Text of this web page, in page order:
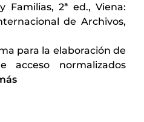
Familias, 2ª ed., Viena:
de Archivos,
para la elaboración de
acceso normalizados